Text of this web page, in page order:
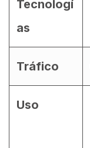
Tecnologí
as
Tráfico
Uso